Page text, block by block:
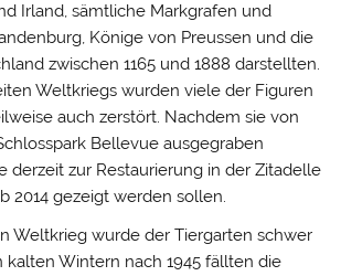
Irland, sämtliche Markgrafen und
Könige von Preussen und die
zwischen 1165 und 1888 darstellten.
Weltkriegs wurden viele der Figuren
auch zerstört. Nachdem sie von
Bellevue ausgegraben
derzeit zur Restaurierung in der Zitadelle
2014 gezeigt werden sollen.
Weltkrieg wurde der Tiergarten schwer
kalten Wintern nach 1945 fällten die